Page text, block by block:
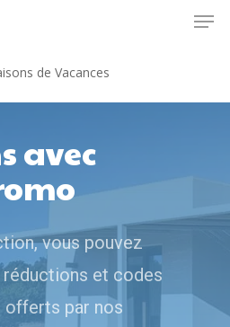
de Vacances
avec
vous pouvez
et codes
par nos